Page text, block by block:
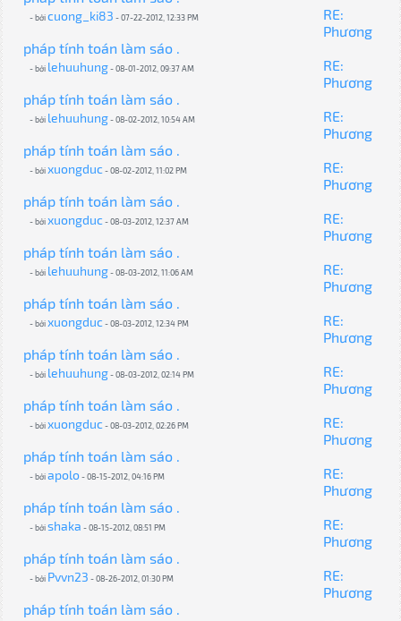
- bởicuong_ki83 - 07-22-2012, 12:33 PM
RE:
Phương
pháp tính toán làm sáo .
- bởi lehuuhung- 08-01-2012, 09:37 AM
RE:
Phương
pháp tính toán làm sáo .
- bởi lehuuhung- 08-02-2012, 10:54 AM
RE:
Phương
pháp tính toán làm sáo .
- bởixuongduc- 08-02-2012, 11:02 PM
RE:
Phương
pháp tính toán làm sáo .
- bởixuongduc- 08-03-2012, 12:37 AM
RE:
Phương
pháp tính toán làm sáo .
- bởi lehuuhung- 08-03-2012, 11:06 AM
RE:
Phương
pháp tính toán làm sáo .
- bởixuongduc- 08-03-2012, 12:34 PM
RE:
Phương
pháp tính toán làm sáo .
- bởi lehuuhung- 08-03-2012, 02:14 PM
RE:
Phương
pháp tính toán làm sáo .
- bởixuongduc- 08-03-2012, 02:26 PM
RE:
Phương
pháp tính toán làm sáo .
- bởiapolo- 08-15-2012, 04:16 PM
RE:
Phương
pháp tính toán làm sáo .
- bởishaka - 08-15-2012, 08:51 PM
RE:
Phương
pháp tính toán làm sáo .
- bởi Pvvn23 - 08-26-2012, 01:30 PM
RE:
Phương
pháp tính toán làm sáo .